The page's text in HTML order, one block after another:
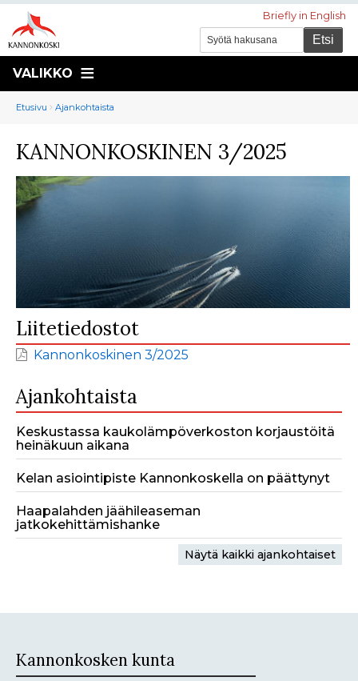
Briefly in English
VALIKKO
Murupolku
You
here:
Etusivu Ajankohtaista
KANNONKOSKINEN 3/2025
Liitetiedostot
Kannonkoskinen 3/2025
Ajankohtaista
Keskustassa kaukolämpöverkoston korjaustöitä
heinäkuun aikana
Kelan asiointipiste Kannonkoskella on päättynyt
Haapalahden jäähileaseman
jatkokehittämishanke
Näytä kaikki ajankohtaiset
Kannonkosken kunta